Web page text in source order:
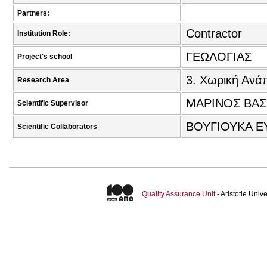
Partners:
Institution Role: Contractor
Project's school ΓΕΩΛΟΓΙΑΣ
Research Area 3. Χωρική
Scientific Supervisor ΜΑΡΙΝΟΣ
Scientific Collaborators ΒΟΥΓΙΟΥΚΑ
Quality Assurance Unit- Aristotle